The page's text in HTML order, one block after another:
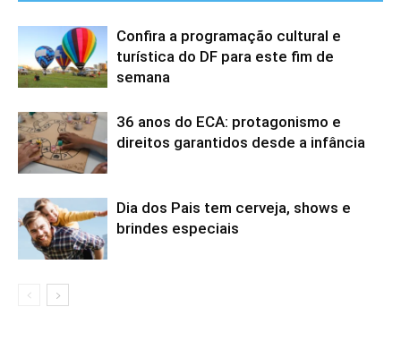
Confira a programação cultural e
turística do DF para este fim de
semana
36 anos do ECA: protagonismo e
direitos garantidos desde a infância
Dia dos Pais tem cerveja, shows e
brindes especiais